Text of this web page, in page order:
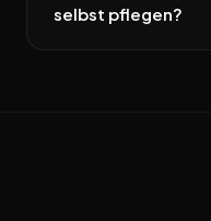
selbst pflegen?